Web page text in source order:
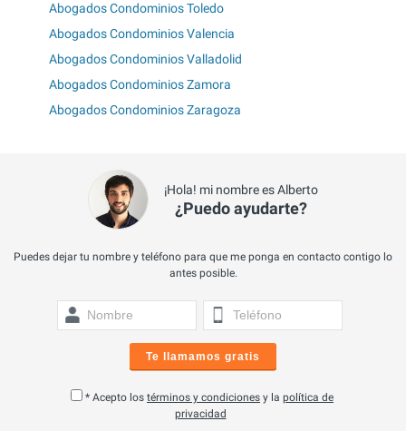
Abogados Condominios Toledo
Abogados Condominios Valencia
Abogados Condominios Valladolid
Abogados Condominios Zamora
Abogados Condominios Zaragoza
¡Hola! mi nombre es Alberto
¿Puedo ayudarte?
Puedes dejar tu nombre y teléfono para que me ponga en contacto contigo lo
antes posible.
Te llamamos gratis
* Acepto los términos y condiciones y la política de
privacidad